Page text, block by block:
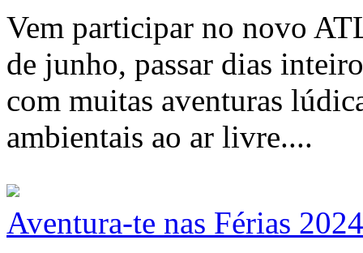
Vem participar no novo
de junho, passar dias
com muitas aventuras
ambientais ao ar livre....
Aventura-te nas Férias